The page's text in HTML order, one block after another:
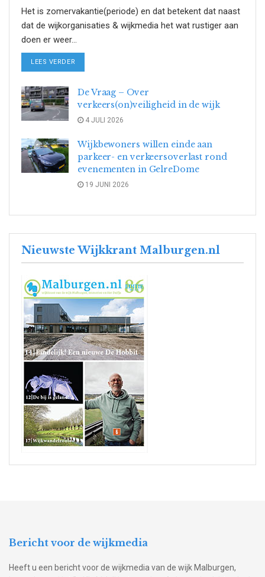
Het is zomervakantie(periode) en dat betekent dat naast
dat de wijkorganisaties & wijkmedia het wat rustiger aan
doen er weer...
LEES VERDER
De Vraag – Over
verkeers(on)veiligheid in de wijk
4 JULI 2026
Wijkbewoners willen einde aan
parkeer- en verkeersoverlast rond
evenementen in GelreDome
19 JUNI 2026
Nieuwste Wijkkrant Malburgen.nl
Bericht voor de wijkmedia
Heeft u een bericht voor de wijkmedia van de wijk Malburgen,